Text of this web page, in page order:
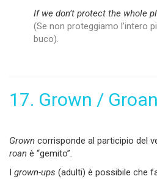
If we donʼt protect the whole
(Se non proteggiamo l’intero
buco).
17. Grown / Groan
Grown corrisponde al participio del
roan è “gemito”.
I grown-ups (adulti) è possibile che